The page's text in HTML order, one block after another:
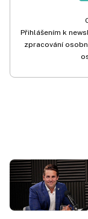
Přihlášením k
zpracování